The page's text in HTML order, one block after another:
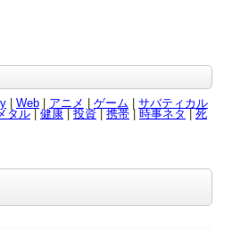
Web アニメ ゲーム
サバティカル
タル 健康 投資 携帯 | 時事ネタ
死